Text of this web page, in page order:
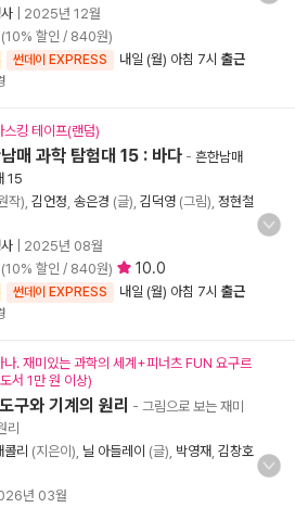
2025년 12월
할인 / 840원)
썬데이 EXPRESS 내일 (월) 아침 7시 출근
스킹 테이프(랜덤)
매 과학 탐험대 15 : 바다 - 흔한남매
15
작), 김언정 송은경 (글), 김덕영 (그림), 정현철
2025년 08월
할인 / 840원) 10.0
썬데이 EXPRESS 내일 (월) 아침 7시 출근
나. 재미있는 과학의 세계+피너츠 FUN 요구르
서 1만 원 이상)
구와 기계의 원리 - 그림으로 보는 재미
리
리 (지은이), 닐 아들레이 (글), 박영재 김창호
년 03월